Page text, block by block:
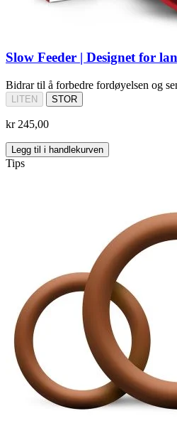
Slow Feeder | Designet for
Bidrar til å forbedre fordøyelsen og
LITEN STOR
kr 245,00
Legg til i handlekurven
Tips